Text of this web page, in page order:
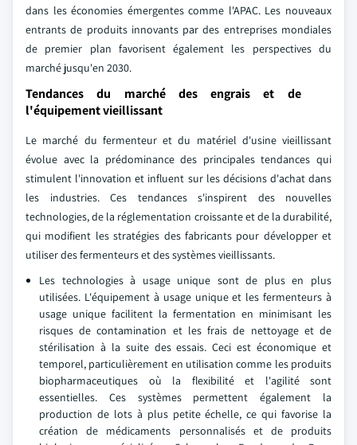
dans les économies émergentes comme l'APAC. Les nouveaux
entrants de produits innovants par des entreprises mondiales
de premier plan favorisent également les perspectives du
marché jusqu'en 2030.
Tendances du marché des engrais et de
l'équipement vieillissant
Le marché du fermenteur et du matériel d'usine vieillissant
évolue avec la prédominance des principales tendances qui
stimulent l'innovation et influent sur les décisions d'achat dans
les industries. Ces tendances s'inspirent des nouvelles
technologies, de la réglementation croissante et de la durabilité,
qui modifient les stratégies des fabricants pour développer et
utiliser des fermenteurs et des systèmes vieillissants.
Les technologies à usage unique sont de plus en plus
utilisées. L'équipement à usage unique et les fermenteurs à
usage unique facilitent la fermentation en minimisant les
risques de contamination et les frais de nettoyage et de
stérilisation à la suite des essais. Ceci est économique et
temporel, particulièrement en utilisation comme les produits
biopharmaceutiques où la flexibilité et l'agilité sont
essentielles. Ces systèmes permettent également la
production de lots à plus petite échelle, ce qui favorise la
création de médicaments personnalisés et de produits